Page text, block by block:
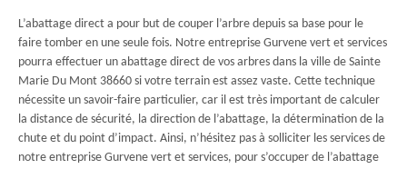
L’abattage direct a pour but de couper l’arbre depuis sa base pour le
faire tomber en une seule fois. Notre entreprise Gurvene vert et services
pourra effectuer un abattage direct de vos arbres dans la ville de Sainte
Marie Du Mont 38660 si votre terrain est assez vaste. Cette technique
nécessite un savoir-faire particulier, car il est très important de calculer
la distance de sécurité, la direction de l’abattage, la détermination de la
chute et du point d’impact. Ainsi, n’hésitez pas à solliciter les services de
notre entreprise Gurvene vert et services, pour s’occuper de l’abattage